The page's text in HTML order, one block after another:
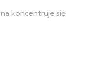
koncentruje się